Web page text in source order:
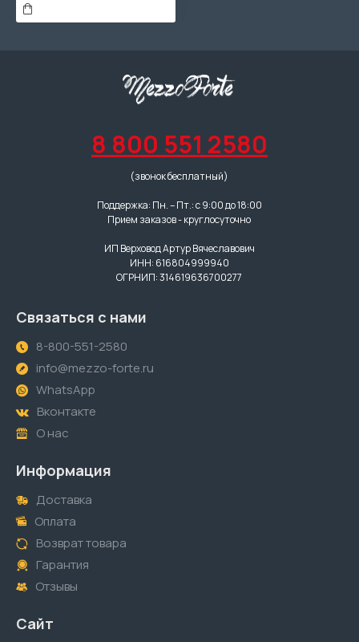
8 800 551 2580
(звонок бесплатный)
Поддержка: Пн. – Пт.: с 9:00 до 18:00
Прием заказов - круглосуточно
ИП Верховод Артур Вячеславович
ИНН: 616804999940
ОГРНИП: 314619636700277
Связаться с нами
8-800-551-2580
info@mezzo-forte.ru
WhatsApp
Вконтакте
О нас
Информация
Доставка
Оплата
Возврат товара
Гарантия
Отзывы
Сайт